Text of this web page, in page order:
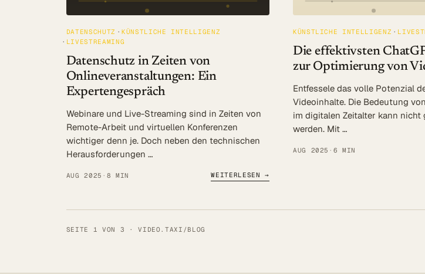
DATENSCHUTZ
KÜNSTLICHE INTELLIGENZ
LIVESTREAMING
Datenschutz in Zeiten von
Onlineveranstaltungen: Ein
Expertengespräch
Webinare und Live-Streaming sind in Zeiten von
Remote-Arbeit und virtuellen Konferenzen
wichtiger denn je. Doch neben den technischen
Herausforderungen …
AUG 2025 · 8 MIN WEITERLESEN →
KÜNSTLICHE INTELLIGENZ
Die effektivsten
zur Optimierung von
Entfessele das volle Potenzial
Videoinhalte. Die Bedeutung
im digitalen Zeitalter kann nicht
werden. Mit …
AUG 2025 · 6 MIN
SEITE 1 VON 3 · VIDEO.TAXI/BLOG